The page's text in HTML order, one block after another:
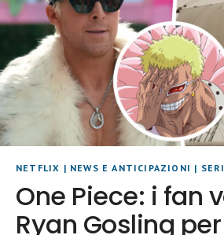
NETFLIX | NEWS E ANTICIPAZIONI |
One Piece: i fan
Ryan Gosling per